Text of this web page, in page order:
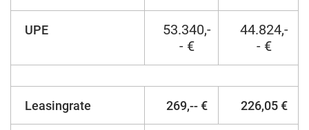
UPE
53.340,-
- €
44.824,-
- €
Leasingrate 269,-- € 226,05 €